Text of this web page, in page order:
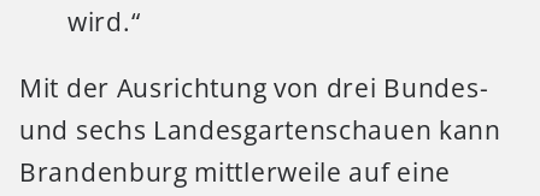
wird.“
Mit der Ausrichtung von drei Bundes-
und sechs Landesgartenschauen kann
Brandenburg mittlerweile auf eine